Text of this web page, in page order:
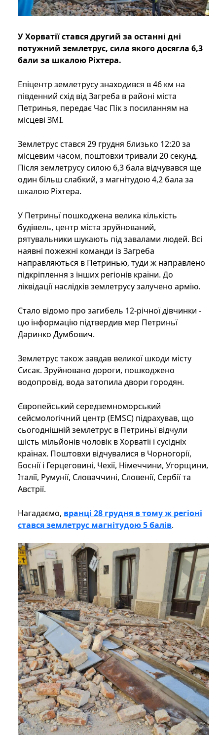
У Хорватії стався другий за останні дні
потужний землетрус, сила якого досягла 6,3
бали за шкалою Ріхтера.
Епіцентр землетрусу знаходився в 46 км на
південний схід від Загреба в районі міста
Петринья, передає Час Пік з посиланням на
місцеві ЗМІ.
Землетрус стався 29 грудня близько 12:20 за
місцевим часом, поштовхи тривали 20 секунд.
Після землетрусу силою 6,3 бала відчувався ще
один більш слабкий, з магнітудою 4,2 бала за
шкалою Ріхтера.
У Петриньї пошкоджена велика кількість
будівель, центр міста зруйнований,
рятувальники шукають під завалами людей. Всі
наявні пожежні команди із Загреба
направляються в Петринью, туди ж направлено
підкріплення з інших регіонів країни. До
ліквідації наслідків землетрусу залучено армію.
Стало відомо про загибель 12-річної дівчинки -
цю інформацію підтвердив мер Петриньї
Даринко Думбович.
Землетрус також завдав великої шкоди місту
Сисак. Зруйновано дороги, пошкоджено
водопровід, вода затопила двори городян.
Європейський середземноморський
сейсмологічний центр (EMSC) підрахував, що
сьогоднішній землетрус в Петриньї відчули
шість мільйонів чоловік в Хорватії і сусідніх
країнах. Поштовхи відчувалися в Чорногорії,
Боснії і Герцеговині, Чехії, Німеччини, Угорщини,
Італії, Румунії, Словаччині, Словенії, Сербії та
Австрії.
Нагадаємо, вранці 28 грудня в тому ж регіоні
стався землетрус магнітудою 5 балів.